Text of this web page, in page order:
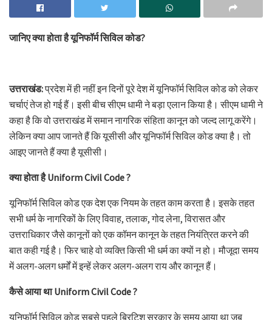
जानिए क्या होता है यूनिफॉर्म सिविल कोड?
उत्तराखंड:प्रदेश में ही नहीं इन दिनों पूरे देश में यूनिफॉर्म सिविल कोड को लेकर
चर्चाएं तेज हो गई हैं। इसी बीच सीएम धामी ने बड़ा एलान किया है। सीएम धामी ने
कहा है कि वो उत्तराखंड में समान नागरिक संहिता कानून को जल्द लागू करेंगे।
लेकिन क्या आप जानते हैं कि यूसीसी और यूनिफॉर्म सिविल कोड क्या है। तो
आइए जानते हैं क्या है यूसीसी।
क्या होता है Uniform Civil Code ?
यूनिफॉर्म सिविल कोड एक देश एक नियम के तहत काम करता है। इसके तहत
सभी धर्म के नागरिकों के लिए विवाह, तलाक, गोद लेना, विरासत और
उत्तराधिकार जैसे कानूनों को एक कॉमन कानून के तहत नियंत्रित करने की
बात कही गई है। फिर चाहे वो व्यक्ति किसी भी धर्म का क्यों न हो। मौजूदा समय
में अलग-अलग धर्मों में इन्हें लेकर अलग-अलग राय और कानून हैं।
कैसे आया था Uniform Civil Code ?
यूनिफॉर्म सिविल कोड सबसे पहले ब्रिटिश सरकार के समय आया था जब